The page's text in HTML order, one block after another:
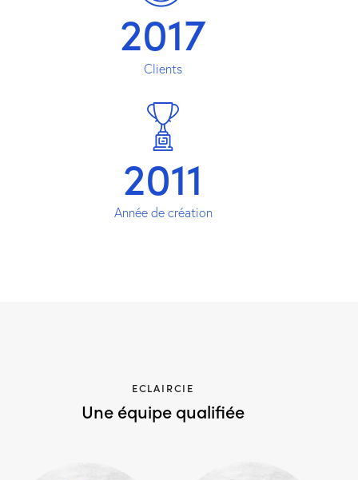
2017
Clients
2011
Année de création
ECLAIRCIE
Une équipe qualifiée